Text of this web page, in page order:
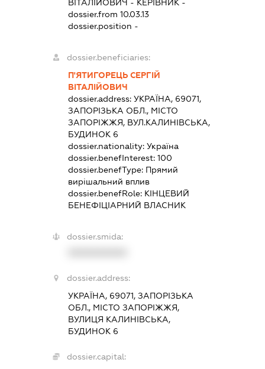
ВІТАЛІЙОВИЧ - КЕРІВНИК -
dossier.from 10.03.13
dossier.position -
dossier.beneficiaries:
П'ЯТИГОРЕЦЬ СЕРГІЙ
ВІТАЛІЙОВИЧ
dossier.address:УКРАЇНА, 69071,
ЗАПОРІЗЬКА ОБЛ., МІСТО
ЗАПОРІЖЖЯ, ВУЛ.КАЛИНІВСЬКА,
БУДИНОК 6
dossier.nationality:Україна
dossier.benefInterest:100
dossier.benefType: Прямий
вирішальний вплив
dossier.benefRole: КІНЦЕВИЙ
БЕНЕФІЦІАРНИЙ ВЛАСНИК
dossier.smida:
dossier.address:
УКРАЇНА, 69071, ЗАПОРІЗЬКА
ОБЛ., МІСТО ЗАПОРІЖЖЯ,
ВУЛИЦЯ КАЛИНІВСЬКА,
БУДИНОК 6
dossier.capital: